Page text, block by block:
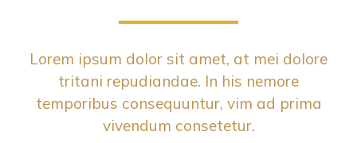
Lorem ipsum dolor sit amet, at mei dolore
tritani repudiandae. In his nemore
temporibus consequuntur, vim ad prima
vivendum consetetur.